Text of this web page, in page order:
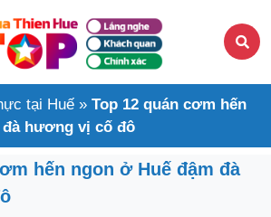
tại Huế » Top 12 quán cơm hến
hương vị cố đô
hến ngon ở Huế đậm đà